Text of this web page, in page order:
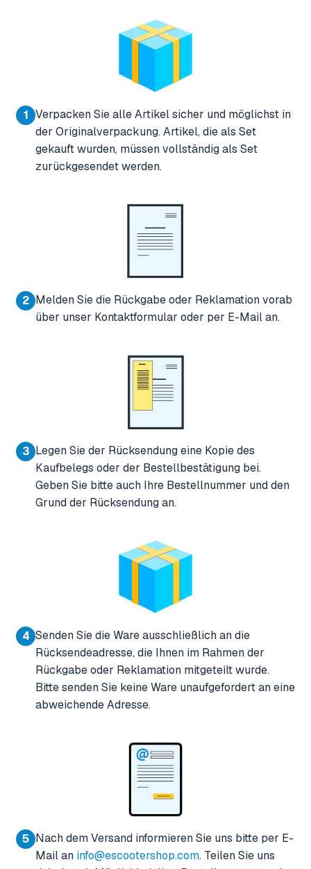
1 Verpacken Sie alle Artikel sicher und möglichst in
der Originalverpackung. Artikel, die als Set
gekauft wurden, müssen vollständig als Set
zurückgesendet werden.
2 Melden Sie die Rückgabe oder Reklamation vorab
über unser Kontaktformular oder per E-Mail an.
3 Legen Sie der Rücksendung eine Kopie des
Kaufbelegs oder der Bestellbestätigung bei.
Geben Sie bitte auch Ihre Bestellnummer und den
Grund der Rücksendung an.
4 Senden Sie die Ware ausschließlich an die
Rücksendeadresse, die Ihnen im Rahmen der
Rückgabe oder Reklamation mitgeteilt wurde.
Bitte senden Sie keine Ware unaufgefordert an eine
abweichende Adresse.
5 Nach dem Versand informieren Sie uns bitte per E-
Mail an info@escootershop.com. Teilen Sie uns